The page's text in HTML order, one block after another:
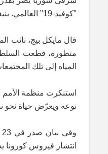
"كوفيد-19" العالمي. ينبغي للسلطات التركية بذل كل جهدها لاستئناف توريد المياه من محطة ضخ المياه في العلوك".
قال مايكل بيج، نائب
متطورة، قطعت
المياه إلى تلك
استنكرت منظمة الأمم
نوعه ويعرّض حياة نحو
انتشار فيروس